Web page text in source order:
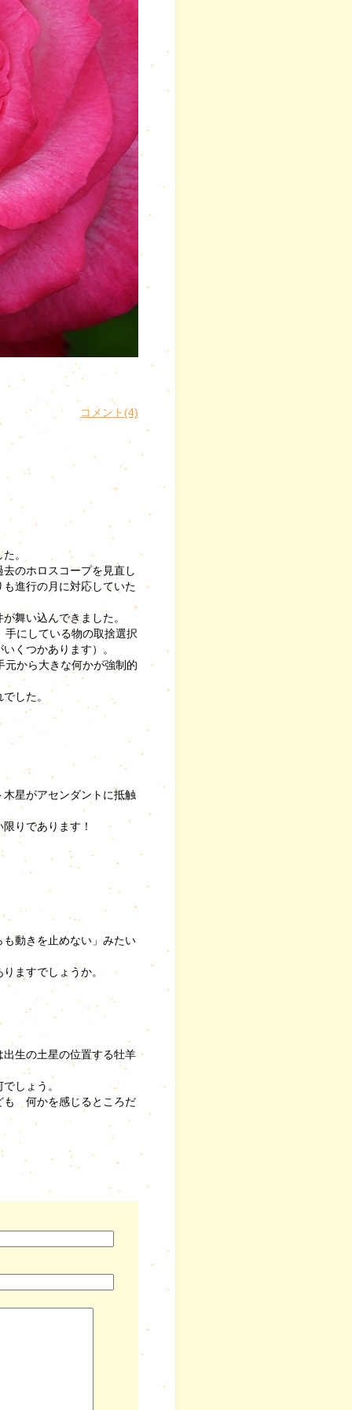
コメント(4)
。
のホロスコープを見直し
進行の月に対応していた
舞い込んできました。
にしている物の取捨選択
くつかあります）。
から大きな何かが強制的
した。
星がアセンダントに抵触
りであります！
動きを止めない」みたい
ますでしょうか。
生の土星の位置する牡羊
しょう。
何かを感じるところだ